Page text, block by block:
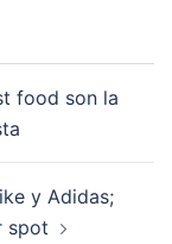
food son la
y Adidas;
spot